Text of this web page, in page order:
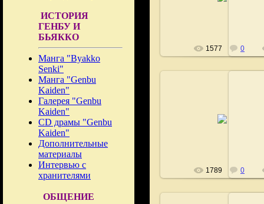
ИСТОРИЯ
ГЕНБУ И
БЬЯККО
Манга "Byakko
Senki"
Манга "Genbu
Kaiden"
Галерея "Genbu
Kaiden"
CD драмы "Genbu
Kaiden"
Дополнительные
материалы
Интервью с
хранителями
ОБЩЕНИЕ
1577 0
1789 0